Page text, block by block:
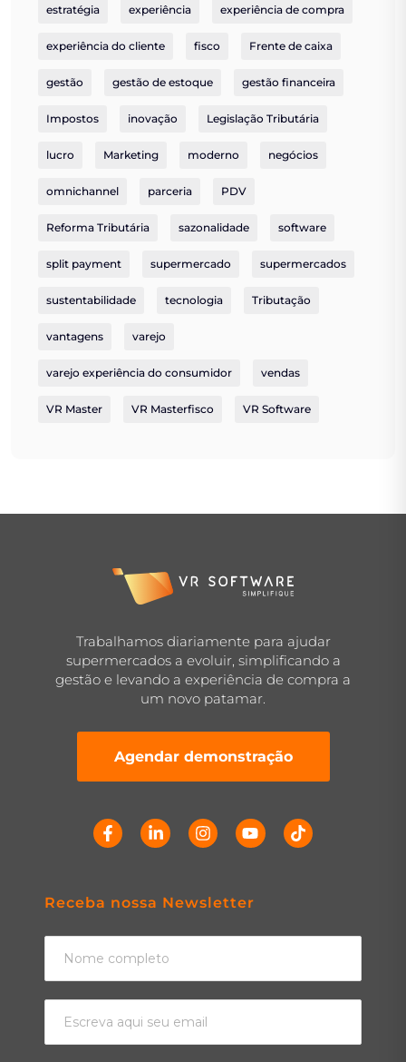
estratégia experiência experiência de compra
experiência do cliente fisco Frente de caixa
gestão gestão de estoque gestão financeira
Impostos inovação Legislação Tributária
lucro Marketing moderno negócios
omnichannel parceria PDV
Reforma Tributária sazonalidade software
split payment supermercado supermercados
sustentabilidade tecnologia Tributação
vantagens varejo
varejo experiência do consumidor vendas
VR Master VR Masterfisco VR Software
Trabalhamos diariamente para ajudar
supermercados a evoluir, simplificando a
gestão e levando a experiência de compra a
um novo patamar.
Agendar demonstração
Receba nossa Newsletter